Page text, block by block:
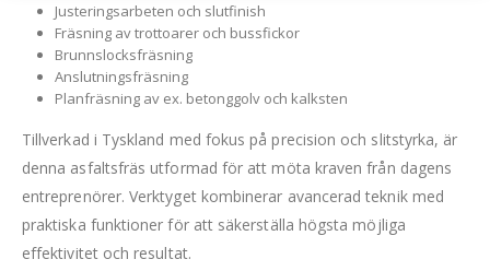
Justeringsarbeten och slutfinish
Fräsning av trottoarer och bussfickor
Brunnslocksfräsning
Anslutningsfräsning
Planfräsning av ex. betonggolv och kalksten
Tillverkad i Tyskland med fokus på precision och slitstyrka, är
denna asfaltsfräs utformad för att möta kraven från dagens
entreprenörer. Verktyget kombinerar avancerad teknik med
praktiska funktioner för att säkerställa högsta möjliga
effektivitet och resultat.